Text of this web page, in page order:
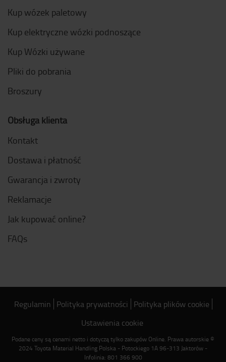
Kup wózek paletowy
Kup elektryczne wózki podnoszące
Kup Wózki używane
Pliki do pobrania
Broszury
Obsługa klienta
Kontakt
Dostawa i płatność
Gwarancja i zwroty
Reklamacje
Jak kupować online?
FAQs
Regulamin Polityka prywatności
Polityka plików cookie
Ustawienia cookie
Podane ceny są cenami netto i dotyczą tylko zakupów Online. Prawa autorskie ©
2024 Toyota Material Handling Polska - Potockiego 1A 96-313 Jaktorów -
Infolinia: 801 366 900